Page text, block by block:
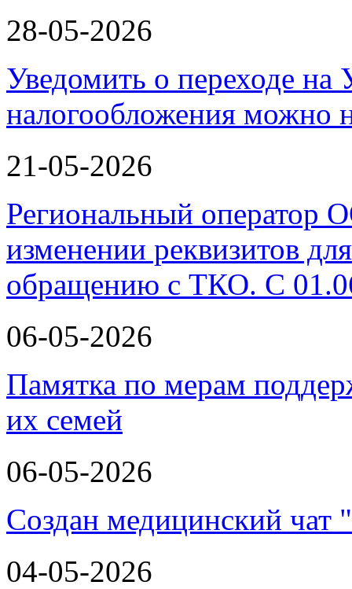
28-05-2026
Уведомить о переходе
налогообложения можно
21-05-2026
Региональный
изменении реквизитов
обращению с ТКО. С
06-05-2026
Памятка по мерам
их семей
06-05-2026
Создан медицинский чат
04-05-2026